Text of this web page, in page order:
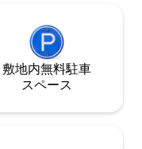
備
ラ
敷地内無料駐⁠車
ス⁠ペ⁠ー⁠ス